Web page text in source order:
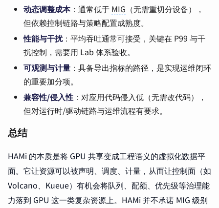
动态调整成本：通常低于 MIG （无需重切分设备），
但依赖控制链路与策略配置成熟度。
性能与干扰：平均吞吐通常可接受，关键在 P99 与干
扰控制，需要用 Lab 体系验收。
可观测与计量 ：具备导出指标的路径，是实现运维闭环
的重要加分项。
兼容性/侵入性 ：对应用代码侵入低（无需改代码），
但对运行时/驱动链路与运维流程有要求。
总结
HAMi 的本质是将 GPU 共享变成工程语义的虚拟化数据平
面。它让资源可以被声明、调度、计量，从而让控制面（如
Volcano、Kueue）有机会将队列、配额、优先级等治理能
力落到 GPU 这一类复杂资源上。HAMi 并不承诺 MIG 级别